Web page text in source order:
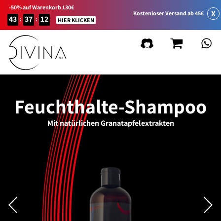
-50% auf Warenkorb 130€
43 : 37 : 12 HIER KLICKEN
Kostenloser Versand ab 45€ X
Feuchthalte-Shampoo
Mit natürlichen Granatapfelextrakten